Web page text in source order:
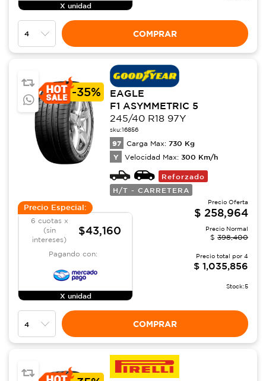
X unidad
COMPRAR
-35%
EAGLE
F1 ASYMMETRIC 5
245/40 R18 97Y
sku:16856
97 Carga Max: 730 Kg
Y Velocidad Max: 300 Km/h
Reforzado
H/T - CARRETERA
Precio Especial:
6 cuotas x
(sin
intereses)
$43,160
Pagando con:
X unidad
Precio Oferta
$ 258,964
Precio Normal
$ 398,400
Precio total por 4
$ 1,035,856
Stock:5
COMPRAR